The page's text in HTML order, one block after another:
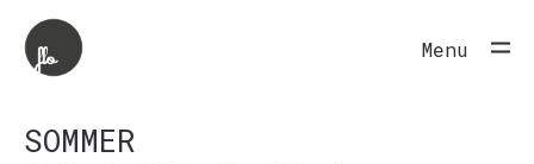
Menu
SOMMER